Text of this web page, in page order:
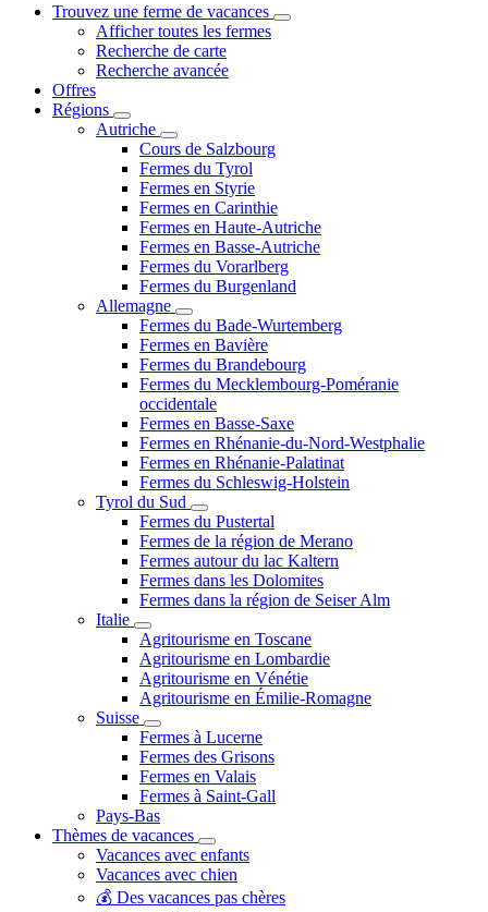
Trouvez une ferme de vacances
Afficher toutes les fermes
Recherche de carte
Recherche avancée
Offres
Régions
Autriche
Cours de Salzbourg
Fermes du Tyrol
Fermes en Styrie
Fermes en Carinthie
Fermes en Haute-Autriche
Fermes en Basse-Autriche
Fermes du Vorarlberg
Fermes du Burgenland
Allemagne
Fermes du Bade-Wurtemberg
Fermes en Bavière
Fermes du Brandebourg
Fermes du Mecklembourg-Poméranie
occidentale
Fermes en Basse-Saxe
Fermes en Rhénanie-du-Nord-Westphalie
Fermes en Rhénanie-Palatinat
Fermes du Schleswig-Holstein
Tyrol du Sud
Fermes du Pustertal
Fermes de la région de Merano
Fermes autour du lac Kaltern
Fermes dans les Dolomites
Fermes dans la région de Seiser Alm
Italie
Agritourisme en Toscane
Agritourisme en Lombardie
Agritourisme en Vénétie
Agritourisme en Émilie-Romagne
Suisse
Fermes à Lucerne
Fermes des Grisons
Fermes en Valais
Fermes à Saint-Gall
Pays-Bas
Thèmes de vacances
Vacances avec enfants
Vacances avec chien
💰 Des vacances pas chères